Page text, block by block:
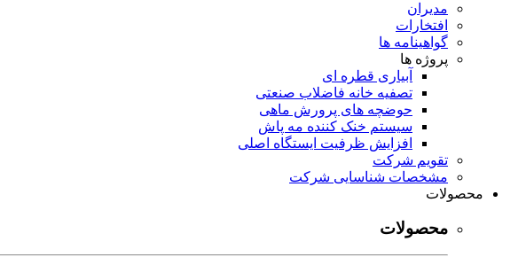
مدیران
افتخارات
گواهینامه ها
پروژه ها
آبیاری قطره ای
تصفیه خانه فاضلاب صنعتی
حوضچه های پرورش ماهی
سیستم خنک کننده مه پاش
افزایش ظرفیت ایستگاه اصلی
تقویم شرکت
مشخصات شناسایی شرکت
محصولات
محصولات